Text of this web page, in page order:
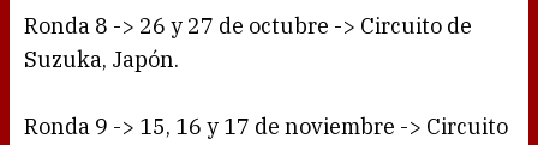
Ronda 8 -> 26 y 27 de octubre -> Circuito de
Suzuka, Japón.
Ronda 9 -> 15, 16 y 17 de noviembre -> Circuito